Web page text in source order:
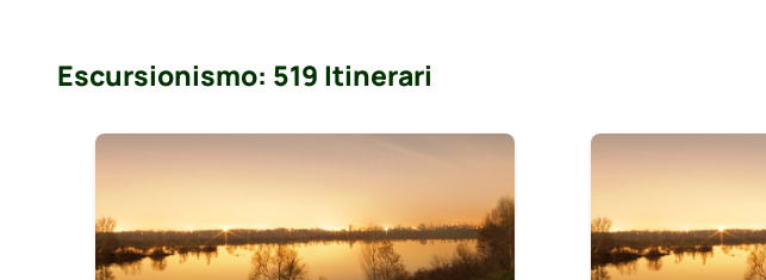
Escursionismo: 519 Itinerari